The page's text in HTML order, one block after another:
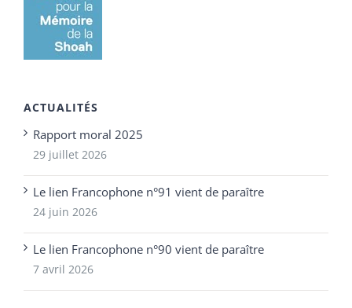
ACTUALITÉS
Rapport moral 2025
29 juillet 2026
Le lien Francophone n°91 vient de paraître
24 juin 2026
Le lien Francophone n°90 vient de paraître
7 avril 2026